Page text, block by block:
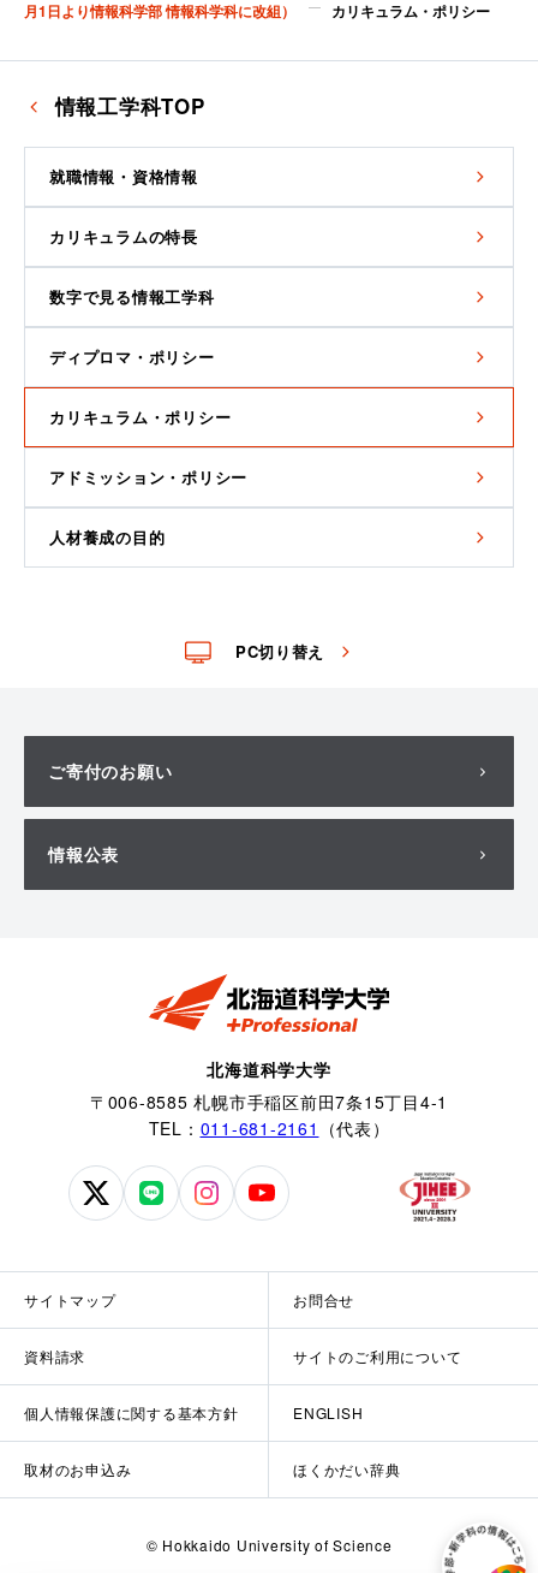
月1日より情報科学部 情報科学科に改組）
カリキュラム・ポリシー
情報工学科TOP
就職情報・資格情報
カリキュラムの特長
数字で見る情報工学科
ディプロマ・ポリシー
カリキュラム・ポリシー
アドミッション・ポリシー
人材養成の目的
PC切り替え
ご寄付のお願い
情報公表
北海道科学大学
〒006-8585 札幌市手稲区前田7条15丁目4-1
TEL： 011-681-2161 （代表）
北
科
学
公
式
X
北
学
公
式
北
学
公
式
北
学
式
YouTube
サイトマップ お問合せ
資料請求 サイトのご利用について
個人情報保護に関する基本方針 ENGLISH
取材のお申込み ほくかだい辞典
© Hokkaido University of Science